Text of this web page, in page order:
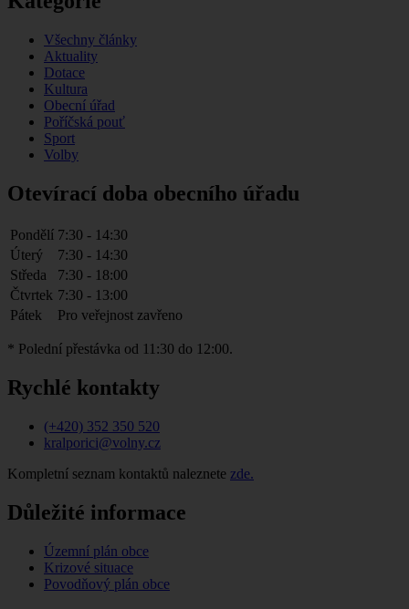
Všechny články
Aktuality
Dotace
Kultura
Obecní úřad
Poříčská pouť
Sport
Volby
Otevírací doba obecního úřadu
Pondělí 7:30 - 14:30
Úterý
7:30 - 14:30
Středa
7:30 - 18:00
Čtvrtek 7:30 - 13:00
Pátek
Pro veřejnost zavřeno
* Polední přestávka od 11:30 do 12:00.
Rychlé kontakty
(+420) 352 350 520
kralporici@volny.cz
Kompletní seznam kontaktů naleznete zde.
Důležité informace
Územní plán obce
Krizové situace
Povodňový plán obce